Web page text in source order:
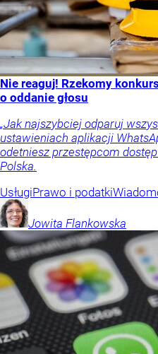
Nie reaguj! Rzekomy
o oddanie głosu
„Jak najszybciej odparuj
ustawieniach aplikacji
odetniesz przestępcom
Polska.
UsługiPrawo i podatki
Jowita Flankowska